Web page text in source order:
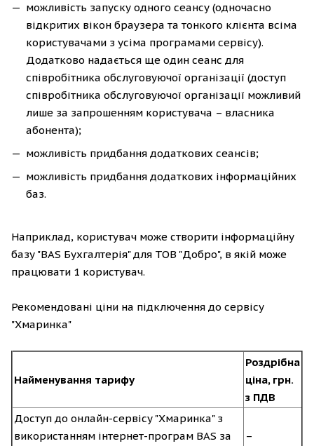
можливість запуску одного сеансу (одночасно
відкритих вікон браузера та тонкого клієнта всіма
користувачами з усіма програмами сервісу).
Додатково надається ще один сеанс для
співробітника обслуговуючої організації (доступ
співробітника обслуговуючої організації можливий
лише за запрошенням користувача – власника
абонента);
можливість придбання додаткових сеансів;
можливість придбання додаткових інформаційних
баз.
Наприклад, користувач може створити інформаційну
базу "BAS Бухгалтерія" для ТОВ "Добро", в якій може
працювати 1 користувач.
Рекомендовані ціни на підключення до сервісу
"Хмаринка"
Найменування тарифу
Роздрібна
ціна, грн.
з ПДВ
Доступ до онлайн-сервісу "Хмаринка" з
використанням інтернет-програм BAS за
–